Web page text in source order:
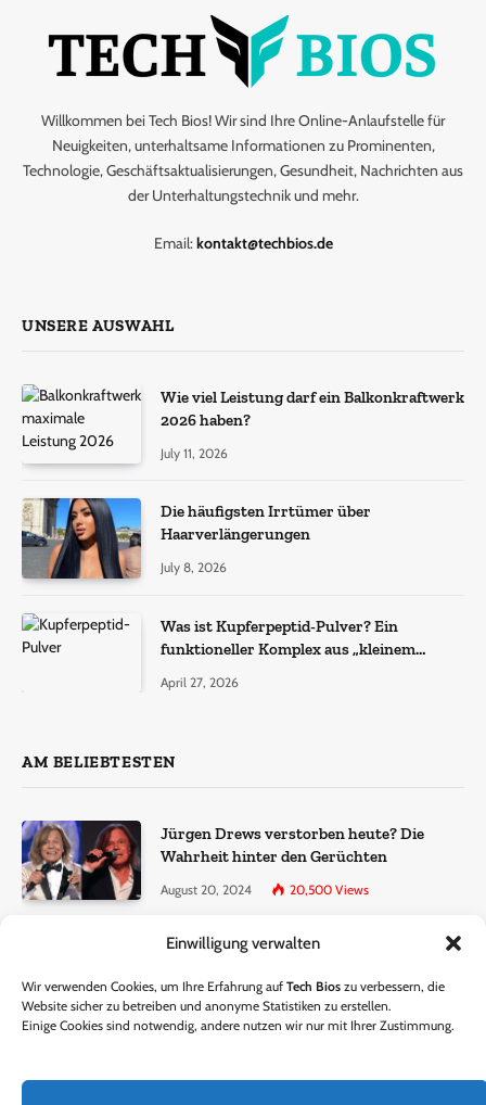
Einwilligung verwalten
Wir verwenden Cookies, um Ihre Erfahrung auf Tech Bios zu verbessern, die
Website sicher zu betreiben und anonyme Statistiken zu erstellen.
Einige Cookies sind notwendig, andere nutzen wir nur mit Ihrer Zustimmung.
Willkommen bei Tech Bios! Wir sind Ihre Online-Anlaufstelle für
Neuigkeiten, unterhaltsame Informationen zu Prominenten,
Technologie, Geschäftsaktualisierungen, Gesundheit, Nachrichten aus
der Unterhaltungstechnik und mehr.
Email:kontakt@techbios.de
UNSERE AUSWAHL
Wie viel Leistung darf ein Balkonkraftwerk
2026 haben?
July 11, 2026
Die häufigsten Irrtümer über
Haarverlängerungen
July 8, 2026
Was ist Kupferpeptid-Pulver? Ein
funktioneller Komplex aus „kleinem
April 27, 2026
AM BELIEBTESTEN
Jürgen Drews verstorben heute? Die
Wahrheit hinter den Gerüchten
August 20, 2024 20,500 Views
Ralf Dammasch Traueranzeige:
June 26, 2024 13,286Views
hinter den Gerüchten